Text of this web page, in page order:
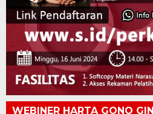
WEBINER HARTA GONO GINI